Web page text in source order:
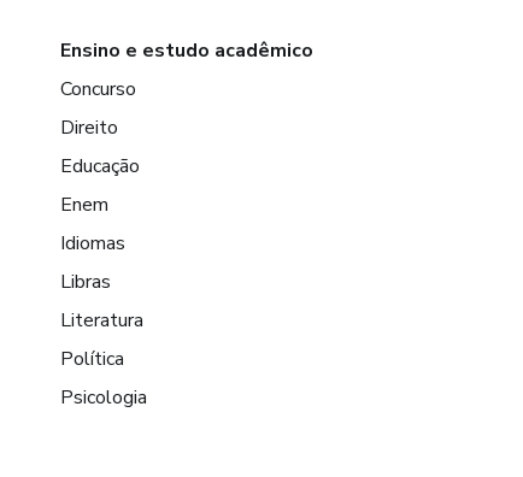
Ensino e estudo acadêmico
Concurso
Direito
Educação
Enem
Idiomas
Libras
Literatura
Política
Psicologia